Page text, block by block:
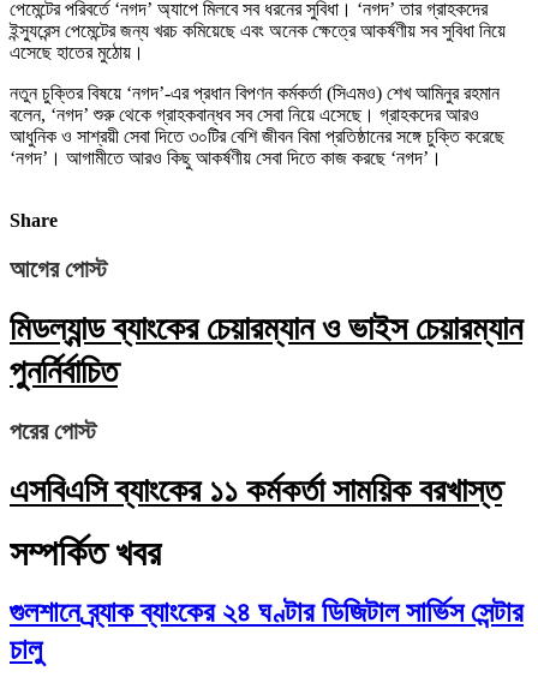
পেমেন্টের পরিবর্তে ‘নগদ’ অ্যাপে মিলবে সব ধরনের সুবিধা। ‘নগদ’ তার গ্রাহকদের
ইন্স্যুরেন্স পেমেন্টের জন্য খরচ কমিয়েছে এবং অনেক ক্ষেত্রে আকর্ষণীয় সব সুবিধা নিয়ে
এসেছে হাতের মুঠোয়।
নতুন চুক্তির বিষয়ে ‘নগদ’-এর প্রধান বিপণন কর্মকর্তা (সিএমও) শেখ আমিনুর রহমান
বলেন, ‘নগদ’ শুরু থেকে গ্রাহকবান্ধব সব সেবা নিয়ে এসেছে। গ্রাহকদের আরও
আধুনিক ও সাশ্রয়ী সেবা দিতে ৩০টির বেশি জীবন বিমা প্রতিষ্ঠানের সঙ্গে চুক্তি করেছে
‘নগদ’। আগামীতে আরও কিছু আকর্ষণীয় সেবা দিতে কাজ করছে ‘নগদ’।
Share
আগের পোস্ট
মিডল্যান্ড ব্যাংকের চেয়ারম্যান ও ভাইস চেয়ারম্যান
পুনর্নির্বাচিত
পরের পোস্ট
এসবিএসি ব্যাংকের ১১ কর্মকর্তা সাময়িক বরখাস্ত
সম্পর্কিত খবর
গুলশানে ব্র্যাক ব্যাংকের ২৪ ঘণ্টার ডিজিটাল সার্ভিস সেন্টার
চালু